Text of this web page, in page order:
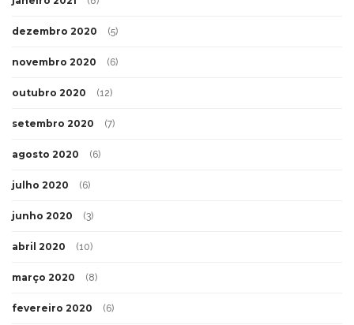
dezembro 2020 (5)
novembro 2020 (6)
outubro 2020 (12)
setembro 2020 (7)
agosto 2020 (6)
julho 2020 (6)
junho 2020 (3)
abril 2020 (10)
março 2020 (8)
fevereiro 2020 (6)